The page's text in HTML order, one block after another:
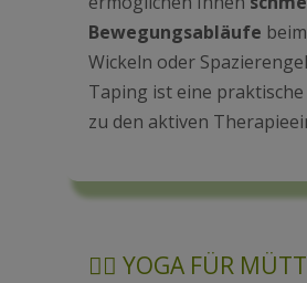
Bewegungsabläufe
Wickeln oder
Taping ist eine
zu den aktiven
🧘‍♀️ YOGA FÜR